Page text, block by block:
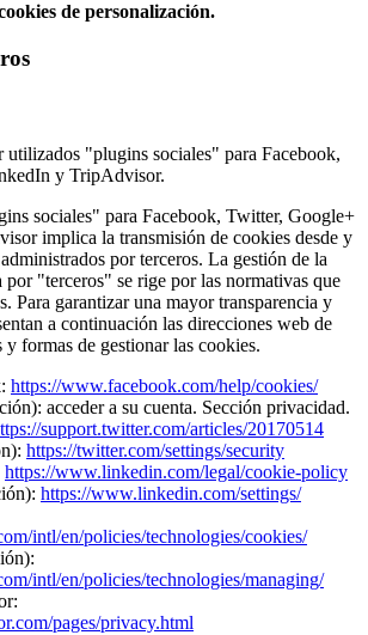
de personalización.
utilizados "plugins sociales" para Facebook,
y TripAdvisor.
sociales" para Facebook, Twitter, Google+
implica la transmisión de cookies desde y
por terceros. La gestión de la
"terceros" se rige por las normativas que
Para garantizar una mayor transparencia y
a continuación las direcciones web de
formas de gestionar las cookies.
https://www.facebook.com/help/cookies/
acceder a su cuenta. Sección privacidad.
support.twitter.com/articles/20170514
https://twitter.com/settings/security
https://www.linkedin.com/legal/cookie-policy
https://www.linkedin.com/settings/
intl/en/policies/technologies/cookies/
intl/en/policies/technologies/managing/
pages/privacy.html